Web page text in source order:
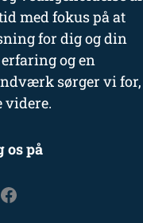
med fokus på at
for dig og din
og en
sørger vi for,
videre.
os på